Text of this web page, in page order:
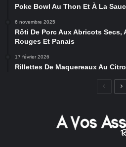
Poke Bowl Au Thon Et À La
6 novembre 2025
Rôti De Porc Aux Abricots Secs,
Rouges Et Panais
17 février 2026
Rillettes De Maquereaux Au